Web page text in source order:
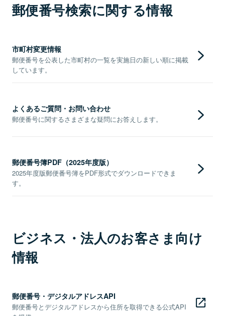
郵便番号検索に関する情報
市町村変更情報
郵便番号を公表した市町村の一覧を実施日の新しい順に掲載
しています。
よくあるご質問・お問い合わせ
郵便番号に関するさまざまな疑問にお答えします。
郵便番号簿PDF（2025年度版）
2025年度版郵便番号簿をPDF形式でダウンロードできま
す。
ビジネス・法人のお客さま向け
情報
郵便番号・デジタルアドレスAPI
郵便番号とデジタルアドレスから住所を取得できる公式API